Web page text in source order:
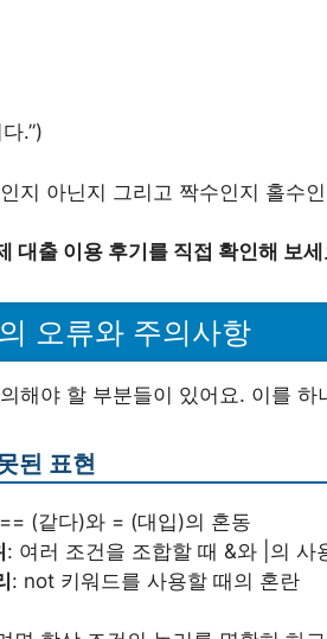
.”)
지 아닌지 그리고 짝수인지 홀수
대출 이용 후기를 직접 확인해 보
오류와 주의사항
해야 할 부분들이 있어요. 이를 하
된 표현
(같다)와 = (대입)의 혼동
: 여러 조건을 조합할 때 &와 |의 사
: not 키워드를 사용할 때의 혼란